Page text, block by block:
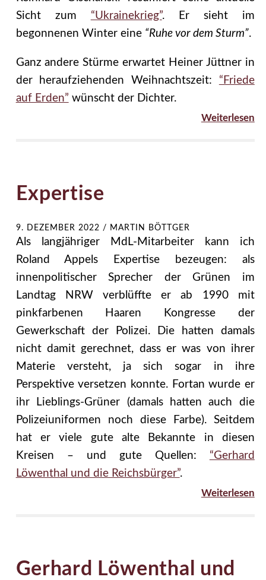
Sicht zum “Ukrainekrieg”. Er sieht im
begonnenen Winter eine “Ruhe vor dem Sturm”.
Ganz andere Stürme erwartet Heiner Jüttner in
der heraufziehenden Weihnachtszeit: “Friede
auf Erden” wünscht der Dichter.
Weiterlesen
Expertise
9. DEZEMBER 2022 / MARTIN BÖTTGER
Als langjähriger MdL-Mitarbeiter kann ich
Roland Appels Expertise bezeugen: als
innenpolitischer Sprecher der Grünen im
Landtag NRW verblüffte er ab 1990 mit
pinkfarbenen Haaren Kongresse der
Gewerkschaft der Polizei. Die hatten damals
nicht damit gerechnet, dass er was von ihrer
Materie versteht, ja sich sogar in ihre
Perspektive versetzen konnte. Fortan wurde er
ihr Lieblings-Grüner (damals hatten auch die
Polizeiuniformen noch diese Farbe). Seitdem
hat er viele gute alte Bekannte in diesen
Kreisen – und gute Quellen: “Gerhard
Löwenthal und die Reichsbürger”.
Weiterlesen
Gerhard Löwenthal und